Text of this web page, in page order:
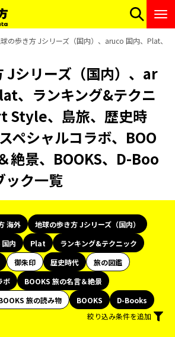
の歩き方 Jシリーズ（国内）、aruco 国内、Plat、
Jシリーズ（国内）、ar
、ランキング&テクニ
Style、島旅、歴史時
ペシャルコラボ、BOO
絶景、BOOKS、D-Boo
ック一覧
海外
地球の歩き方 Jシリーズ（国内）
内 Plat
ランキング&テクニック
御朱印 歴史時代
旅の図鑑
ボ
BOOKS 旅の名言＆絶景
旅の読み物 BOOKS
D-Books
絞り込み条件を追加